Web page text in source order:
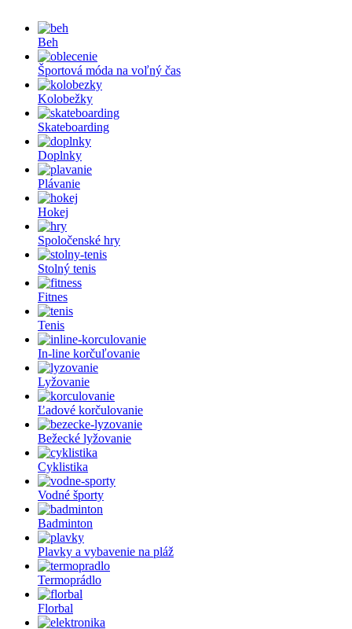
Beh
Športová móda na voľný čas
Kolobežky
Skateboarding
Doplnky
Plávanie
Hokej
Spoločenské hry
Stolný tenis
Fitnes
Tenis
In-line korčuľovanie
Lyžovanie
Ľadové korčulovanie
Bežecké lyžovanie
Cyklistika
Vodné športy
Badminton
Plavky a vybavenie na pláž
Termoprádlo
Florbal